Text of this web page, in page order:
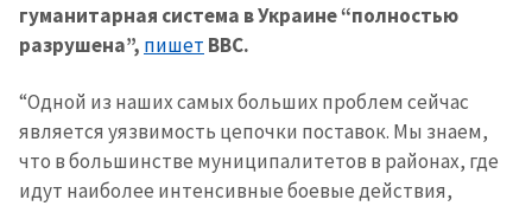
гуманитарная система в Украине “полностью
разрушена”, пишет BBC.
“Одной из наших самых больших проблем сейчас
является уязвимость цепочки поставок. Мы знаем,
что в большинстве муниципалитетов в районах, где
идут наиболее интенсивные боевые действия,